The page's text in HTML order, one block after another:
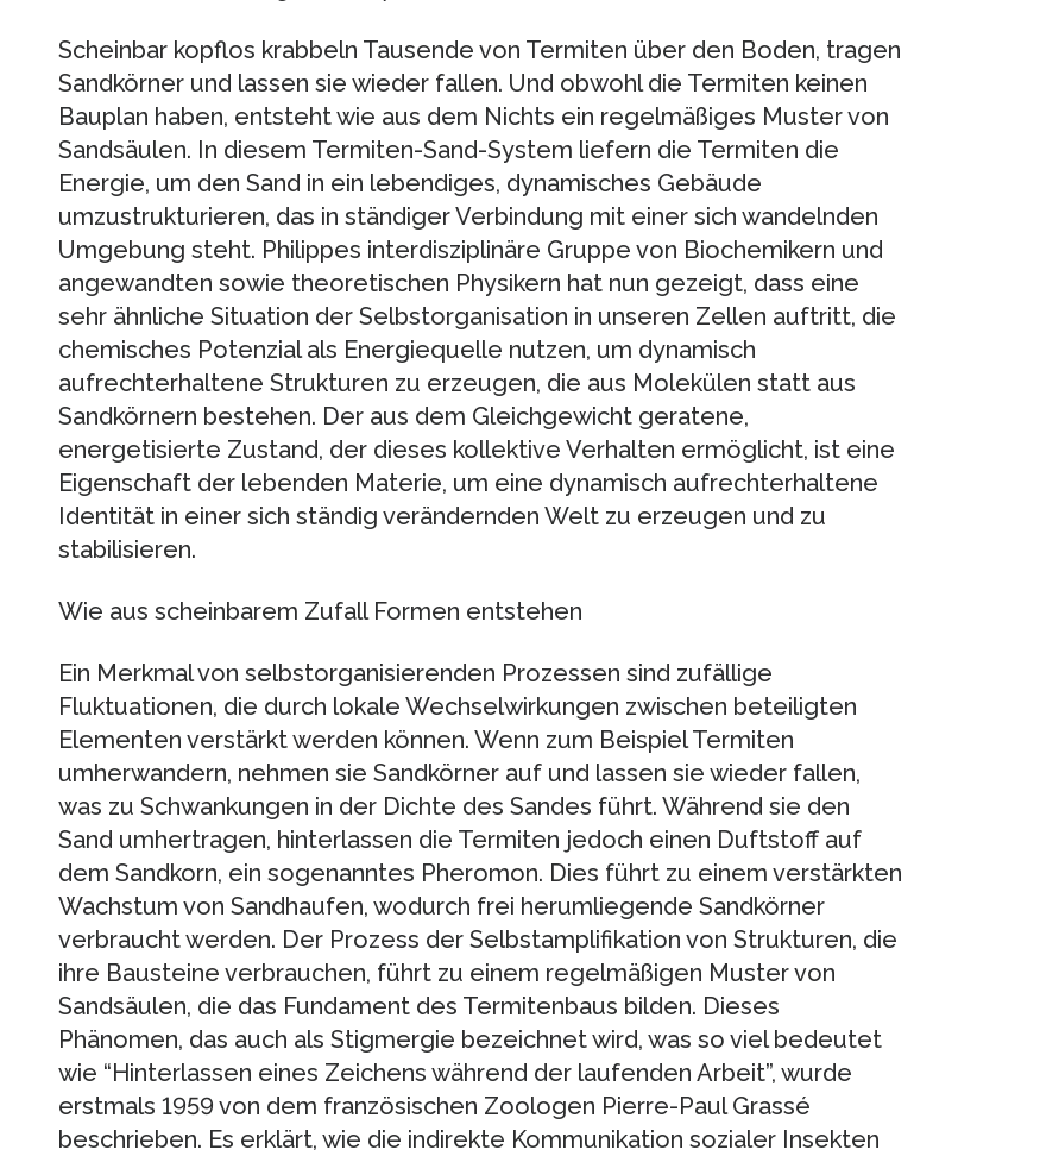
Scheinbar kopflos krabbeln Tausende von Termiten über den Boden, tragen
Sandkörner und lassen sie wieder fallen. Und obwohl die Termiten keinen
Bauplan haben, entsteht wie aus dem Nichts ein regelmäßiges Muster von
Sandsäulen. In diesem Termiten-Sand-System liefern die Termiten die
Energie, um den Sand in ein lebendiges, dynamisches Gebäude
umzustrukturieren, das in ständiger Verbindung mit einer sich wandelnden
Umgebung steht. Philippes interdisziplinäre Gruppe von Biochemikern und
angewandten sowie theoretischen Physikern hat nun gezeigt, dass eine
sehr ähnliche Situation der Selbstorganisation in unseren Zellen auftritt, die
chemisches Potenzial als Energiequelle nutzen, um dynamisch
aufrechterhaltene Strukturen zu erzeugen, die aus Molekülen statt aus
Sandkörnern bestehen. Der aus dem Gleichgewicht geratene,
energetisierte Zustand, der dieses kollektive Verhalten ermöglicht, ist eine
Eigenschaft der lebenden Materie, um eine dynamisch aufrechterhaltene
Identität in einer sich ständig verändernden Welt zu erzeugen und zu
stabilisieren.
Wie aus scheinbarem Zufall Formen entstehen
Ein Merkmal von selbstorganisierenden Prozessen sind zufällige
Fluktuationen, die durch lokale Wechselwirkungen zwischen beteiligten
Elementen verstärkt werden können. Wenn zum Beispiel Termiten
umherwandern, nehmen sie Sandkörner auf und lassen sie wieder fallen,
was zu Schwankungen in der Dichte des Sandes führt. Während sie den
Sand umhertragen, hinterlassen die Termiten jedoch einen Duftstoff auf
dem Sandkorn, ein sogenanntes Pheromon. Dies führt zu einem verstärkten
Wachstum von Sandhaufen, wodurch frei herumliegende Sandkörner
verbraucht werden. Der Prozess der Selbstamplifikation von Strukturen, die
ihre Bausteine verbrauchen, führt zu einem regelmäßigen Muster von
Sandsäulen, die das Fundament des Termitenbaus bilden. Dieses
Phänomen, das auch als Stigmergie bezeichnet wird, was so viel bedeutet
wie “Hinterlassen eines Zeichens während der laufenden Arbeit”, wurde
erstmals 1959 von dem französischen Zoologen Pierre-Paul Grassé
beschrieben. Es erklärt, wie die indirekte Kommunikation sozialer Insekten